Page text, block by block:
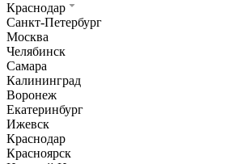
Краснодар
Санкт-Петербург
Москва
Челябинск
Самара
Калининград
Воронеж
Екатеринбург
Ижевск
Краснодар
Красноярск